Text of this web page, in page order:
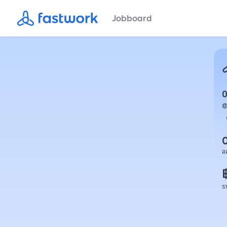
Jobboard
อ